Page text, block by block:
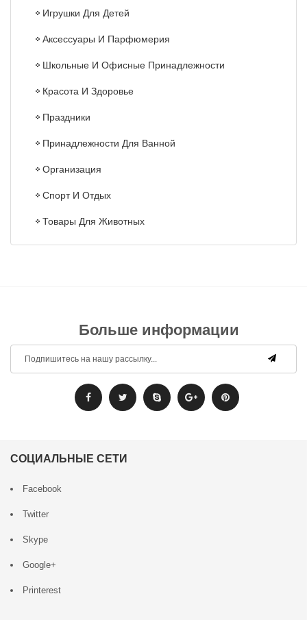
Игрушки Для Детей
Аксессуары И Парфюмерия
Школьные И Офисные Принадлежности
Красота И Здоровье
Праздники
Принадлежности Для Ванной
Организация
Спорт И Отдых
Товары Для Животных
Больше информации
СОЦИАЛЬНЫЕ СЕТИ
Facebook
Twitter
Skype
Google+
Printerest